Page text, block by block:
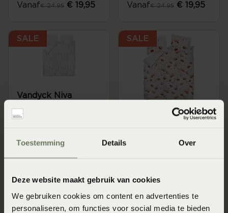
Toestemming Details Over
Deze website maakt gebruik van cookies
We gebruiken cookies om content en advertenties te
personaliseren, om functies voor social media te bieden
Vanaf€ 24,95 € 19,95 Vanaf€ 24,95 € 19,95
SALE
Vandyck Niva
Dekbedovertrekset
- stone (Grijs)
SALE
Vandyck Poppy
Dekbedovertrekset
SALE